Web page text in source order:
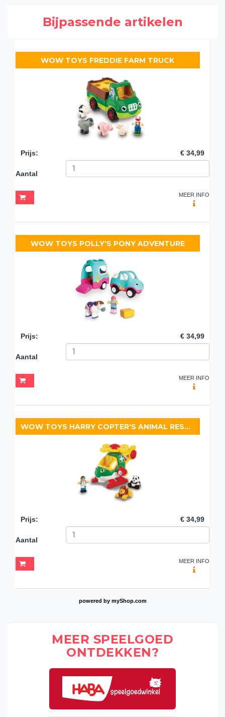
Bijpassende artikelen
WOW TOYS FREDDIE FARM TRUCK
Prijs: € 34,99
Aantal
MEER INFO
WOW TOYS POLLY'S PONY ADVENTURE
Prijs: € 34,99
Aantal
MEER INFO
WOW TOYS HARRY COPTER'S ANIMAL RESCUE
Prijs: € 34,99
Aantal
MEER INFO
powered by myShop.com
MEER SPEELGOED
ONTDEKKEN?